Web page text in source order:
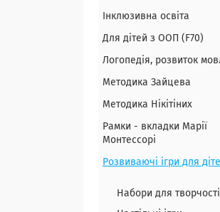
Інклюзивна освіта
Для дітей з ООП (F70)
Логопедія, розвиток
Методика Зайцева
Методика Нікітіних
Рамки - вкладки Марії
Монтессорі
Розвиваючі ігри для
Набори для творчості